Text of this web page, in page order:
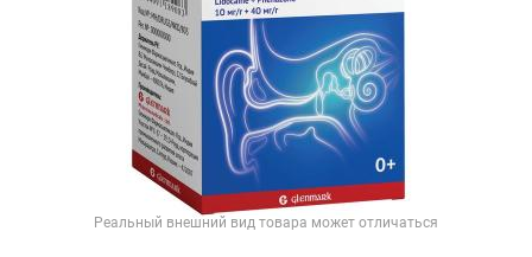
Реальный внешний вид товара может отличаться